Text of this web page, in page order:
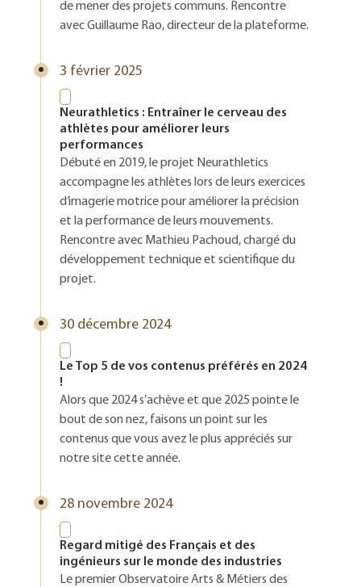
de mener des projets communs. Rencontre
avec Guillaume Rao, directeur de la plateforme.
3 février 2025
Neurathletics : Entraîner le cerveau des
athlètes pour améliorer leurs
performances
Débuté en 2019, le projet Neurathletics
accompagne les athlètes lors de leurs exercices
d’imagerie motrice pour améliorer la précision
et la performance de leurs mouvements.
Rencontre avec Mathieu Pachoud, chargé du
développement technique et scientifique du
projet.
30 décembre 2024
Le Top 5 de vos contenus préférés en 2024
!
Alors que 2024 s’achève et que 2025 pointe le
bout de son nez, faisons un point sur les
contenus que vous avez le plus appréciés sur
notre site cette année.
28 novembre 2024
Regard mitigé des Français et des
ingénieurs sur le monde des industries
Le premier Observatoire Arts & Métiers des